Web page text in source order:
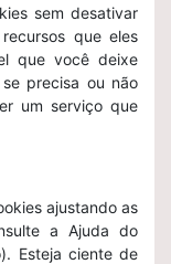
sem desativar
que eles
que você deixe
precisa ou não
um serviço que
ajustando as
a Ajuda do
Esteja ciente de